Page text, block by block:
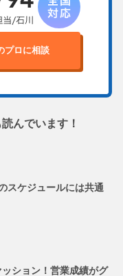
プロに相談
んでいます！
スケジュールには共通
ション！営業成績がグ